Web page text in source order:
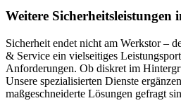
Weitere Sicherheitsleistungen
Sicherheit endet nicht am Werkstor –
& Service ein vielseitiges
Anforderungen. Ob diskret im
Unsere spezialisierten Dienste
maßgeschneiderte Lösungen gefragt